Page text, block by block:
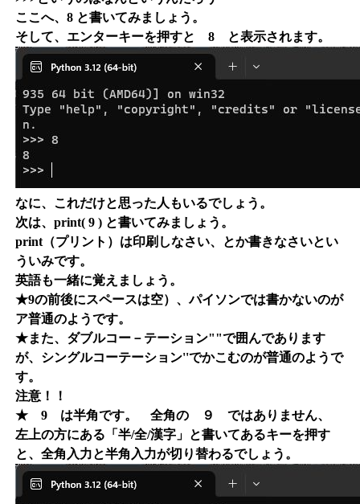
ここへ、8 と書いてみましょう。
そして、エンターキーを押すと 8 と表示されます。
なに、これだけと思った人もいるでしょう。
次は、print( 9 ) と書いてみましょう。
print（プリント）は印刷しなさい、とか書きなさいとい
ういみです。
英語も一緒に覚えましょう。
★9の前後にスペースは空）、パイソンでは書かないのが
ア普通のようです。
★また、ダブルコー－テーション""で囲んであります
が、シングルコーテーション''でかこむのが普通のようで
す。
注意！！
★ 9 は半角です。 全角の ９ ではありません、
左上の方にある「半/全/漢字」と書いてあるキーを押す
と、全角入力と半角入力が切り替わるでしょう。